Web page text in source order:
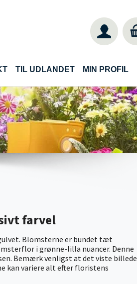
TIL UDLANDET MIN PROFIL
farvel
Blomsterne er bundet tæt
i grønne-lilla nuancer. Denne
Bemærk venligst at det viste billede
kan variere alt efter floristens